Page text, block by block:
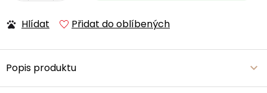
Hlídat Přidat do oblíbených
Popis produktu